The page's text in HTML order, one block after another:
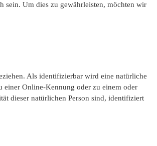
sein. Um dies zu gewährleisten, möchten wir
Als identifizierbar wird eine natürliche
einer Online-Kennung oder zu einem oder
dieser natürlichen Person sind, identifiziert